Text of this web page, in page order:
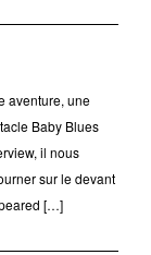
aventure, une
Baby Blues
il nous
sur le devant
[…]